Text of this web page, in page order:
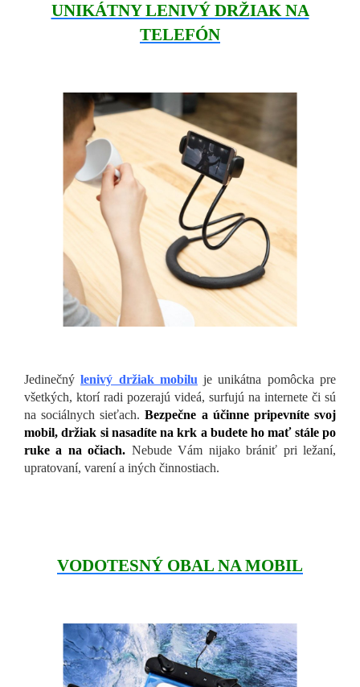
UNIKÁTNY LENIVÝ DRŽIAK NA
TELEFÓN
Jedinečnýlenivý držiak mobilu je unikátna pomôcka pre
všetkých, ktorí radi pozerajú videá, surfujú na internete či sú
na sociálnych sieťach.Bezpečne a účinne pripevníte svoj
mobil, držiak si nasadíte na krk a budete ho mať stále po
ruke a na očiach. Nebude Vám nijako brániť pri ležaní,
upratovaní, varení a iných činnostiach.
VODOTESNÝ OBAL NA MOBIL